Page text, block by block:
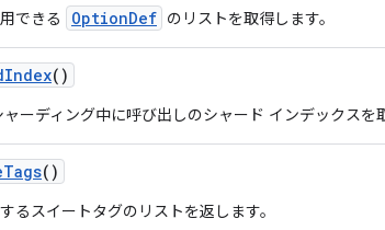
できる OptionDef のリストを取得します。
Index()
ーディング中に呼び出しのシャード インデックスを
Tags()
るスイートタグのリストを返します。